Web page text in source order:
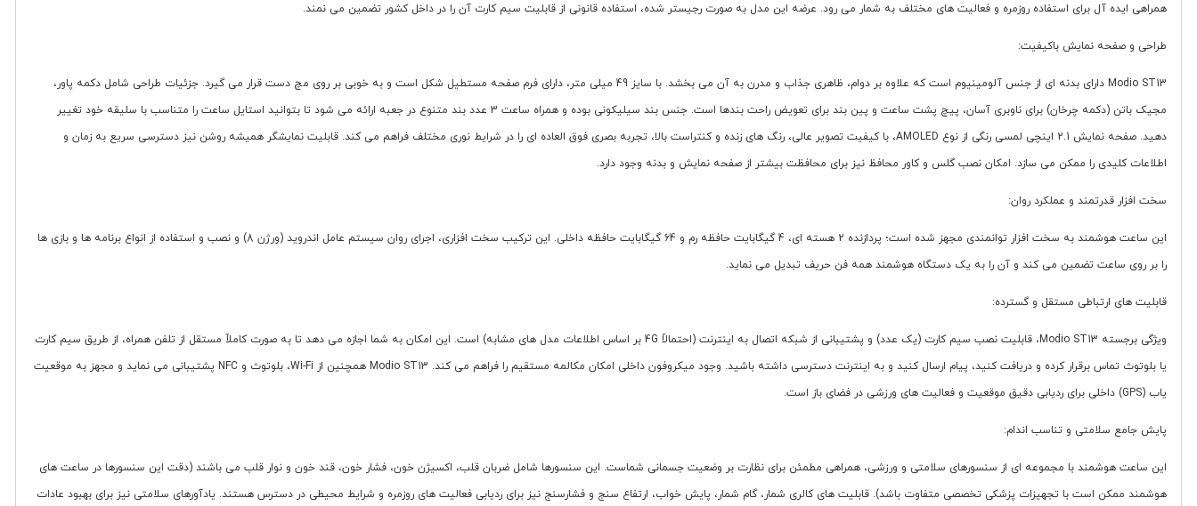
همراهی ایده آل برای استفاده روزمره و فعالیت های مختلف به شمار می رود. عرضه این مدل به صورت رجیستر شده، استفاده قانونی از قابلیت سیم کارت آن را در داخل کشور تضمین می نمند.
طراحی و صفحه نمایش باکیفیت:
Modio ST13 دارای بدنه ای از جنس آلومینیوم است که علاوه بر دوام، ظاهری جذاب و مدرن به آن می بخشد. با سایز 49 میلی متر، دارای فرم صفحه مستطیل شکل است و به خوبی بر روی مچ دست قرار می گیرد. جزئیات طراحی شامل دکمه پاور،
مجیک باتن (دکمه چرخان) برای ناوبری آسان، پیچ پشت ساعت و پین بند برای تعویض راحت بندها است. جنس بند سیلیکونی بوده و همراه ساعت 3 عدد بند متنوع در جعبه ارائه می شود تا بتوانید استایل ساعت را متناسب با سلیقه خود تغییر
دهید. صفحه نمایش 2.1 اینچی لمسی رنگی از نوع AMOLED، با کیفیت تصویر عالی، رنگ های زنده و کنتراست بالا، تجربه بصری فوق العاده ای را در شرایط نوری مختلف فراهم می کند. قابلیت نمایشگر همیشه روشن نیز دسترسی سریع به زمان و
اطلاعات کلیدی را ممکن می سازد. امکان نصب گلس و کاور محافظ نیز برای محافظت بیشتر از صفحه نمایش و بدنه وجود دارد.
سخت افزار قدرتمند و عملکرد روان:
این ساعت هوشمند به سخت افزار توانمندی مجهز شده است؛ پردازنده 2 هسته ای، 4 گیگابایت حافظه رم و 64 گیگابایت حافظه داخلی. این ترکیب سخت افزاری، اجرای روان سیستم عامل اندروید (ورژن 8) و نصب و استفاده از انواع برنامه ها و بازی ها
را بر روی ساعت تضمین می کند و آن را به یک دستگاه هوشمند همه فن حریف تبدیل می نماید.
قابلیت های ارتباطی مستقل و گسترده:
ویژگی برجسته Modio ST13، قابلیت نصب سیم کارت (یک عدد) و پشتیبانی از شبکه اتصال به اینترنت (احتمالاً 4G بر اساس اطلاعات مدل های مشابه) است. این امکان به شما اجازه می دهد تا به صورت کاملاً مستقل از تلفن همراه، از طریق سیم کارت
یا بلوتوث تماس برقرار کرده و دریافت کنید، پیام ارسال کنید و به اینترنت دسترسی داشته باشید. وجود میکروفون داخلی امکان مکالمه مستقیم را فراهم می کند. Modio ST13 همچنین از Wi-Fi، بلوتوث و NFC پشتیبانی می نماید و مجهز به موقعیت
یاب (GPS) داخلی برای ردیابی دقیق موقعیت و فعالیت های ورزشی در فضای باز است.
پایش جامع سلامتی و تناسب اندام:
این ساعت هوشمند با مجموعه ای از سنسورهای سلامتی و ورزشی، همراهی مطمئن برای نظارت بر وضعیت جسمانی شماست. این سنسورها شامل ضربان قلب، اکسیژن خون، فشار خون، قند خون و نوار قلب می باشند (دقت این سنسورها در ساعت های
هوشمند ممکن است با تجهیزات پزشکی تخصصی متفاوت باشد). قابلیت های کالری شمار، گام شمار، پایش خواب، ارتفاع سنج و فشارسنج نیز برای ردیابی فعالیت های روزمره و شرایط محیطی در دسترس هستند. یادآورهای سلامتی نیز برای بهبود عادات